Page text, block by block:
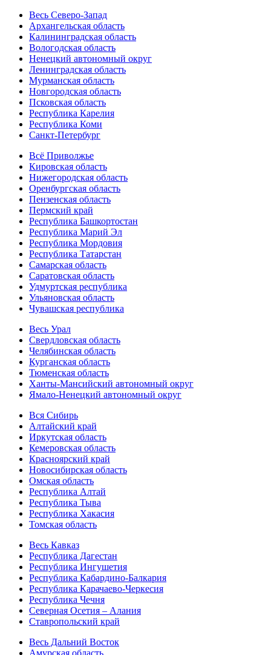
Весь Северо-Запад
Архангельская область
Калининградская область
Вологодская область
Ненецкий автономный округ
Ленинградская область
Мурманская область
Новгородская область
Псковская область
Республика Карелия
Республика Коми
Санкт-Петербург
Всё Приволжье
Кировская область
Нижегородская область
Оренбургская область
Пензенская область
Пермский край
Республика Башкортостан
Республика Марий Эл
Республика Мордовия
Республика Татарстан
Самарская область
Саратовская область
Удмуртская республика
Ульяновская область
Чувашская республика
Весь Урал
Свердловская область
Челябинская область
Курганская область
Тюменская область
Ханты-Мансийский автономный округ
Ямало-Ненецкий автономный округ
Вся Сибирь
Алтайский край
Иркутская область
Кемеровская область
Красноярский край
Новосибирская область
Омская область
Республика Алтай
Республика Тыва
Республика Хакасия
Томская область
Весь Кавказ
Республика Дагестан
Республика Ингушетия
Республика Кабардино-Балкария
Республика Карачаево-Черкесия
Республика Чечня
Северная Осетия – Алания
Ставропольский край
Весь Дальний Восток
Амурская область